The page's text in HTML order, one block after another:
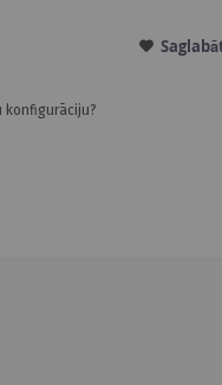
konfigurāciju?